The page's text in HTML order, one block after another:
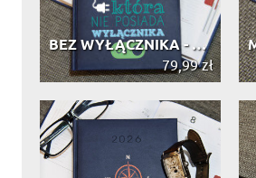
BEZ WYŁĄCZNIKA - KALENDARZ 2026
79,99 zł